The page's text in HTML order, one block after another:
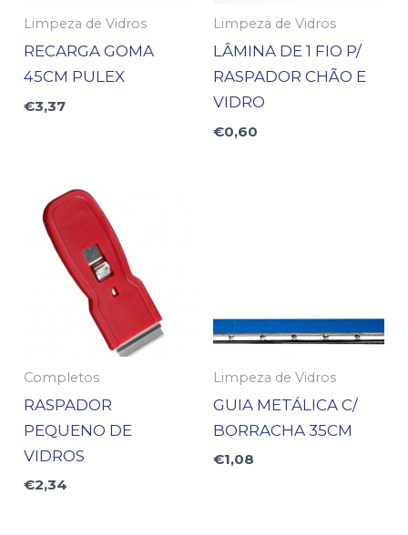
Limpeza de Vidros
RECARGA GOMA
45CM PULEX
€3,37
Limpeza de Vidros
LÂMINA DE 1 FIO P/
RASPADOR CHÃO E
VIDRO
€0,60
Completos
RASPADOR
PEQUENO DE
VIDROS
€2,34
Limpeza de Vidros
GUIA METÁLICA C/
BORRACHA 35CM
€1,08